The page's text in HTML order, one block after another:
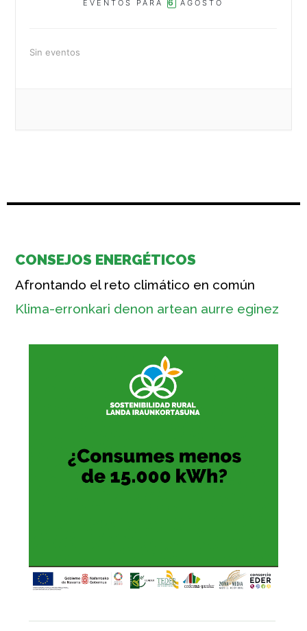
EVENTOS PARA 6 AGOSTO
Sin eventos
CONSEJOS ENERGÉTICOS
Afrontando el reto climático en común
Klima-erronkari denon artean aurre eginez